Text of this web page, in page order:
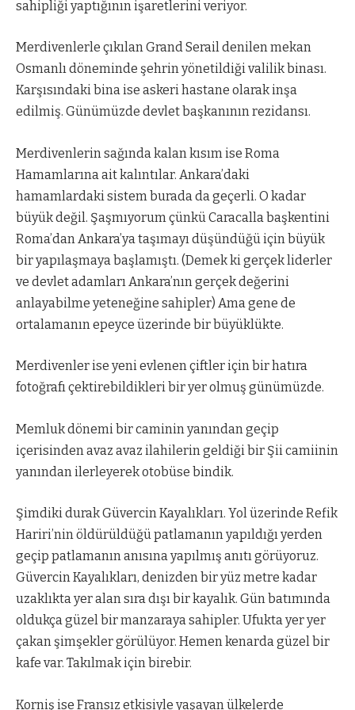
sahipliği yaptığının işaretlerini veriyor.
Merdivenlerle çıkılan Grand Serail denilen mekan
Osmanlı döneminde şehrin yönetildiği valilik binası.
Karşısındaki bina ise askeri hastane olarak inşa
edilmiş. Günümüzde devlet başkanının rezidansı.
Merdivenlerin sağında kalan kısım ise Roma
Hamamlarına ait kalıntılar. Ankara’daki
hamamlardaki sistem burada da geçerli. O kadar
büyük değil. Şaşmıyorum çünkü Caracalla başkentini
Roma’dan Ankara’ya taşımayı düşündüğü için büyük
bir yapılaşmaya başlamıştı. (Demek ki gerçek liderler
ve devlet adamları Ankara’nın gerçek değerini
anlayabilme yeteneğine sahipler) Ama gene de
ortalamanın epeyce üzerinde bir büyüklükte.
Merdivenler ise yeni evlenen çiftler için bir hatıra
fotoğrafı çektirebildikleri bir yer olmuş günümüzde.
Memluk dönemi bir caminin yanından geçip
içerisinden avaz avaz ilahilerin geldiği bir Şii camiinin
yanından ilerleyerek otobüse bindik.
Şimdiki durak Güvercin Kayalıkları. Yol üzerinde Refik
Hariri’nin öldürüldüğü patlamanın yapıldığı yerden
geçip patlamanın anısına yapılmış anıtı görüyoruz.
Güvercin Kayalıkları, denizden bir yüz metre kadar
uzaklıkta yer alan sıra dışı bir kayalık. Gün batımında
oldukça güzel bir manzaraya sahipler. Ufukta yer yer
çakan şimşekler görülüyor. Hemen kenarda güzel bir
kafe var. Takılmak için birebir.
Korniş ise Fransız etkisiyle yaşayan ülkelerde